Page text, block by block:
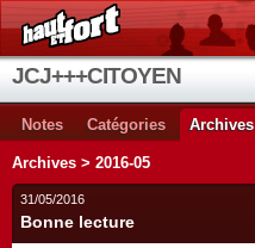
JCJ+++CITOYEN
Notes Catégories Archives
Archives > 2016-05
31/05/2016
Bonne lecture